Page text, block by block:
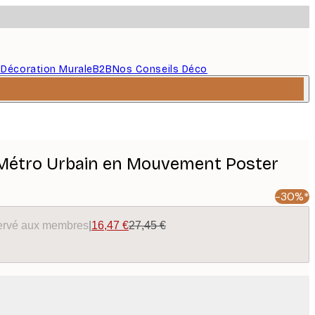
Décoration MuraleB2BNos Conseils Déco
Urbain en Mouvement Poster
-30%*
aux membres 16,47 €27,45 €